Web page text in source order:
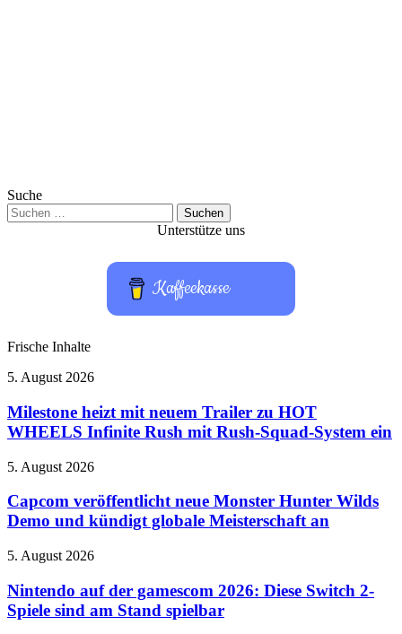
Suche
Suchen
nach:
Unterstütze uns
Kaffeekasse
Frische Inhalte
Milestone
mit
neuem
Trailer
HOT
Infinite
Rush
Rush-
System
ein
5. August 2026
Milestone heizt mit neuem Trailer zu HOT
WHEELS Infinite Rush mit Rush-Squad-System ein
Capcom
neue
Monster
Hunter
Demo
kündigt
globale
5. August 2026
Capcom veröffentlicht neue Monster Hunter Wilds
Demo und kündigt globale Meisterschaft an
Nintendo
der
gamescom
2026:
5. August 2026
Nintendo auf der gamescom 2026: Diese Switch 2-
Spiele sind am Stand spielbar